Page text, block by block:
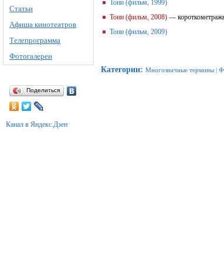
Статьи
Афиша кинотеатров
Телепрограмма
Фотогалереи
Поделиться
Канал в Яндекс.Дзен
Тони (фильм, 1999)
Тони (фильм, 2008) —
Тони (фильм, 2009)
Категории: Многозначные термины |